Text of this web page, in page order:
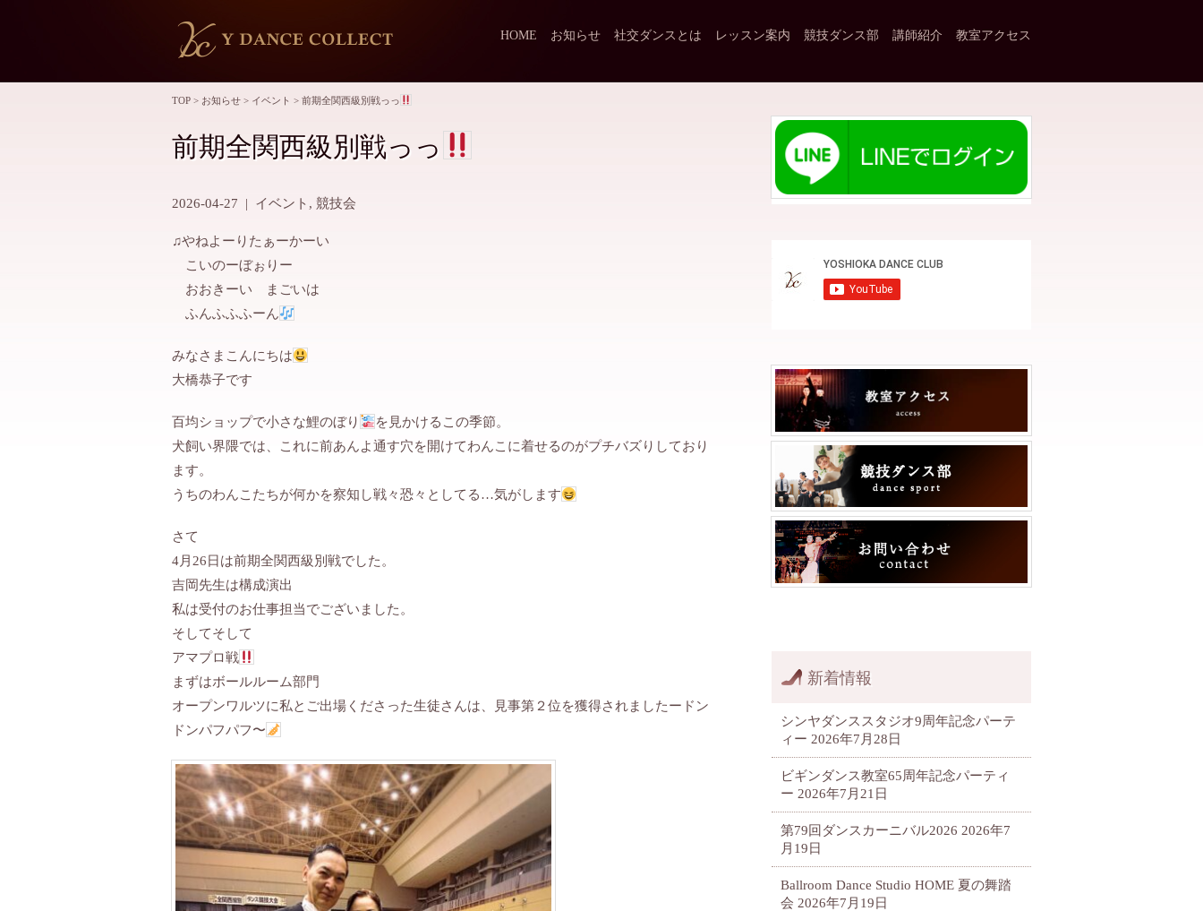
HOME お知らせ 社交ダンスとは レッスン案内 競技ダンス部 講師紹介 教室アクセス
TOP > お知らせ > イベント > 前期全関西級別戦っっ
前期全関西級別戦っっ
2026-04-27 | イベント , 競技会
♫やねよーりたぁーかーい
こいのーぼぉりー
おおきーい まごいは
ふんふふふーん
みなさまこんにちは
大橋恭子です
百均ショップで小さな鯉のぼり
を見かけるこの季節。
犬飼い界隈では、これに前あんよ通す穴を開けてわんこに着せるのがプチバズりしており
ます。
うちのわんこたちが何かを察知し戦々恐々としてる…気がします
さて
4月26日は前期全関西級別戦でした。
吉岡先生は構成演出
私は受付のお仕事担当でございました。
そしてそして
アマプロ戦
まずはボールルーム部門
オープンワルツに私とご出場くださった生徒さんは、見事第２位を獲得されましたードン
ドンパフパフ〜
新着情報
シンヤダンススタジオ9周年記念パーテ
ィー 2026年7月28日
ビギンダンス教室65周年記念パーティ
ー 2026年7月21日
第79回ダンスカーニバル2026 2026年7
月19日
Ballroom Dance Studio HOME 夏の舞踏
会 2026年7月19日